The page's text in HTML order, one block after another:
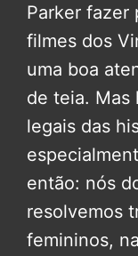
Parker fazer
filmes dos
uma boa
de teia. Mas
legais das
então: nós
resolvemos
femininos,